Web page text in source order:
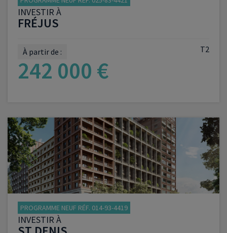
INVESTIR À
FRÉJUS
T2
À partir de :
242 000 €
VOIR LE PROGRAMME
PROGRAMME NEUF RÉF. 014-93-4419
INVESTIR À